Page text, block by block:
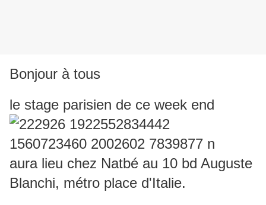
Bonjour à tous
le stage parisien de ce week end
aura lieu chez Natbé au 10 bd Auguste
Blanchi, métro place d'Italie.